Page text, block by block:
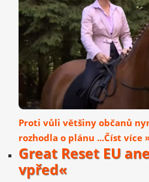
Proti vůli většiny občanů
rozhodla o plánu ...Číst více
Great Reset EU
vpřed«